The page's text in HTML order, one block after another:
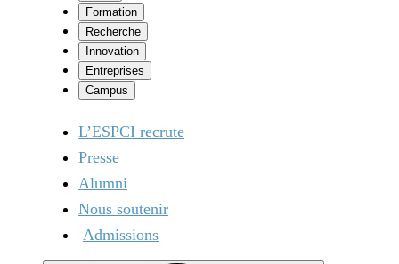
Formation
Recherche
Innovation
Entreprises
Campus
L’ESPCI recrute
Presse
Alumni
Nous soutenir
Admissions